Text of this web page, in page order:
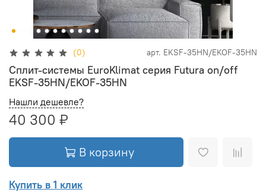
(0) арт. EKSF-35HN/EKOF-35HN
Сплит-системы EuroKlimat серия Futura on/off
EKSF-35HN/EKOF-35HN
Нашли дешевле?
40 300 ₽
В корзину
Купить в 1 клик